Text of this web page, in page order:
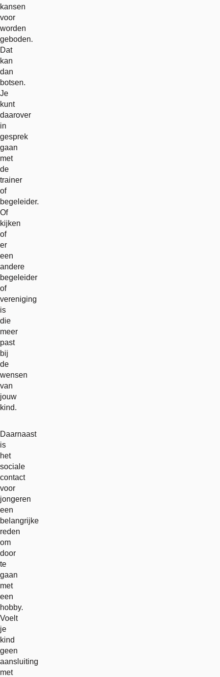
kansen
voor
worden
geboden.
Dat
kan
dan
botsen.
Je
kunt
daarover
in
gesprek
gaan
met
de
trainer
of
begeleider.
Of
kijken
of
er
een
andere
begeleider
of
vereniging
is
die
meer
past
bij
de
wensen
van
jouw
kind.
Daarnaast
is
het
sociale
contact
voor
jongeren
een
belangrijke
reden
om
door
te
gaan
met
een
hobby.
Voelt
je
kind
geen
aansluiting
met